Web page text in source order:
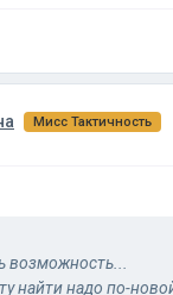
Мисс Тактичность
возможность...
найти надо по-